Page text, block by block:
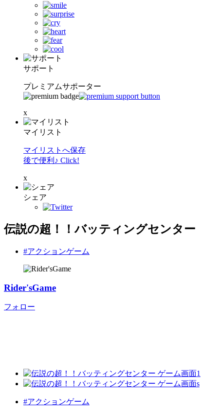
サポート
プレミアムサポーター
x
マイリスト
マイリストへ保存
後で便利♪ Click!
x
シェア
伝説の超！！バッティングセンター
#アクションゲーム
Rider'sGame
フォロー
#アクションゲーム